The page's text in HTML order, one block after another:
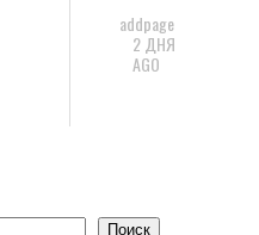
addpage
2 ДНЯ
AGO
Поиск